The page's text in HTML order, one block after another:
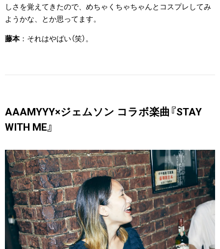
しさを覚えてきたので、めちゃくちゃちゃんとコスプレしてみ
ようかな、とか思ってます。
藤本 それはやばい（笑）。
AAAMYYY×ジェムソン コラボ楽曲『STAY
WITH ME』